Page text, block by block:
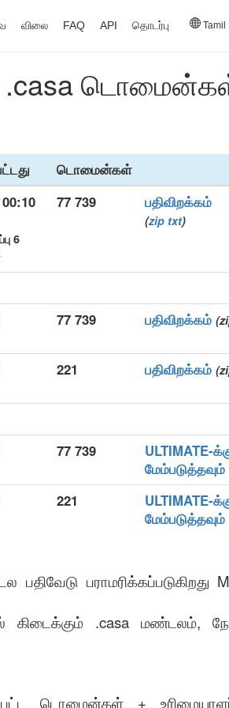
விலை FAQ API தொடர்பு Tamil
.casa
டொமைன்கள்
6
77 739 பதிவிறக்கம்
(zip txt)
77 739 பதிவிறக்கம்
221 பதிவிறக்கம்
77 739
ULTIMATE-
மேம்படுத்தவும்
221
ULTIMATE-
மேம்படுத்தவும்
பராமரிக்கப்படுகிறது
.casa மண்டலம்,
டொமைன்கள் +